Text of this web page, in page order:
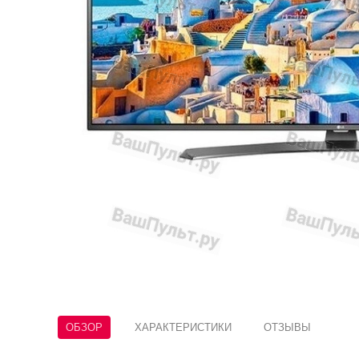
ОБЗОР ХАРАКТЕРИСТИКИ ОТЗЫВЫ